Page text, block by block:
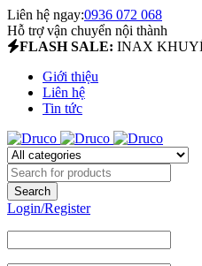
Liên hệ ngay:0936 072 068
Hỗ trợ vận chuyển nội thành
FLASH SALE: INAX
Giới thiệu
Liên hệ
Tin tức
Login/Register